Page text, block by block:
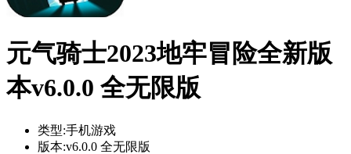
元气骑士2023地牢冒险全新版
本v6.0.0 全无限版
类型:手机游戏
版本:v6.0.0 全无限版